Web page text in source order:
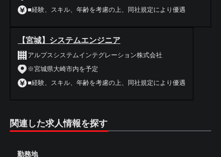
■経験、スキル、年齢を考慮の上、同社規定により優遇
【宮城】システムエンジニア
アルプスシステムインテグレーション株式会社
※宮城県大崎市内を予定
■経験、スキル、年齢を考慮の上、同社規定により優遇
関連した求人情報を探す
勤務地